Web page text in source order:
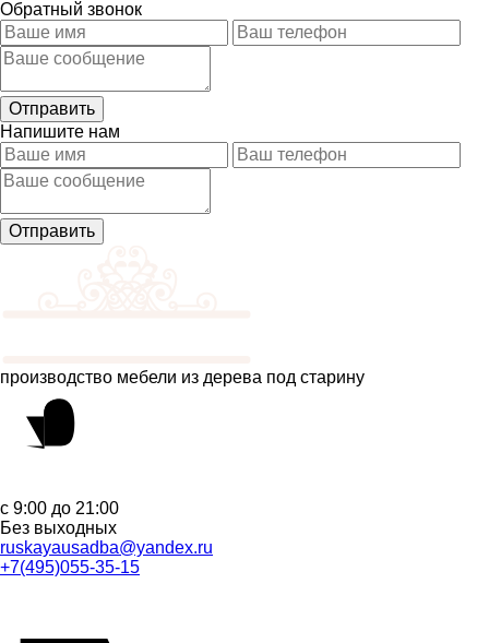
Обратный звонок
Напишите нам
производство мебели из дерева под старину
с 9:00 до 21:00
Без выходных
ruskayausadba@yandex.ru
+7(495)055-35-15